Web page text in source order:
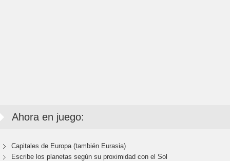
Ahora en juego:
Capitales de Europa (también Eurasia)
Escribe los planetas según su proximidad con el Sol